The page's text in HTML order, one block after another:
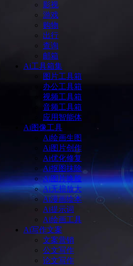
影视
游戏
购物
出行
查询
邮箱
Ai工具箱集
图片工具箱
办公工具箱
视频工具箱
音频工具箱
应用智能体
Ai图像工具
Ai绘画生图
Ai图片创作
Ai优化修复
Ai抠图抹除
Ai图片换脸
Ai无损放大
Ai漫画绘本
Ai提示词
Ai绘画工具
Ai写作文案
文案营销
公文写作
论文写作